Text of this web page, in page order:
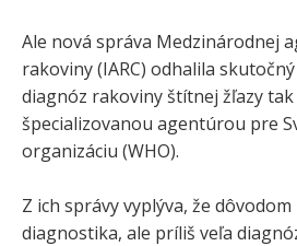
Ale nová správa Medzinárodnej
rakoviny (IARC) odhalila
diagnóz rakoviny štítnej žľazy tak
špecializovanou agentúrou pre
organizáciu (WHO).
Z ich správy vyplýva, že
diagnostika, ale príliš veľa